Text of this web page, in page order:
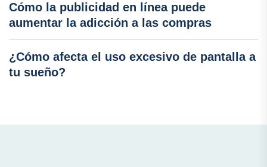
Cómo la publicidad en línea puede
aumentar la adicción a las compras
¿Cómo afecta el uso excesivo de pantalla a
tu sueño?